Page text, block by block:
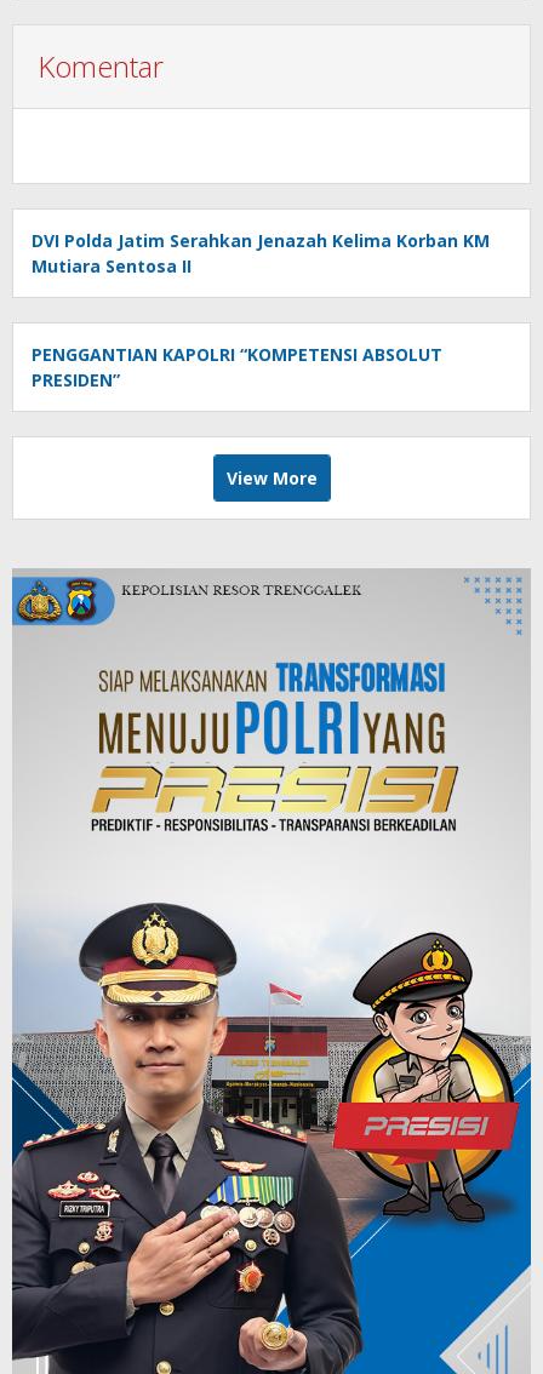
Komentar
DVI Polda Jatim Serahkan Jenazah Kelima Korban KM
Mutiara Sentosa II
PENGGANTIAN KAPOLRI “KOMPETENSI ABSOLUT
PRESIDEN”
View More